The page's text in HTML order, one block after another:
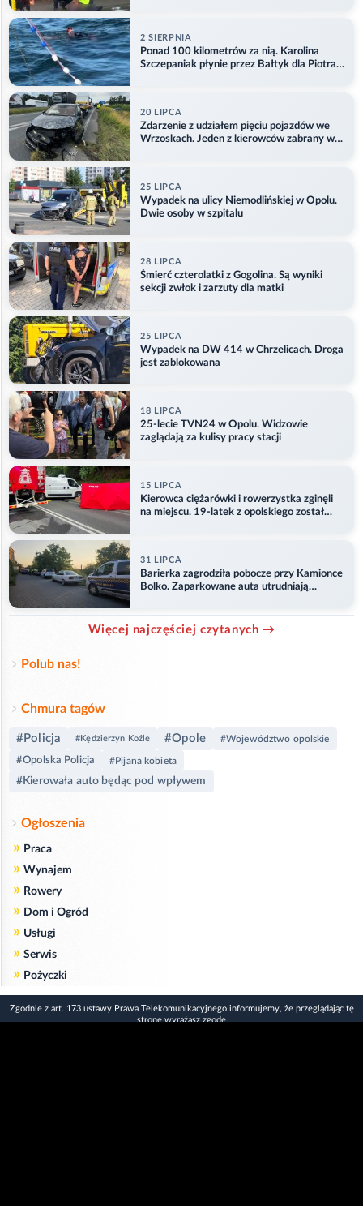
2 SIERPNIA
Ponad 100 kilometrów za nią. Karolina
Szczepaniak płynie przez Bałtyk dla Piotra.
20 LIPCA
Zdarzenie z udziałem pięciu pojazdów we
Wrzoskach. Jeden z kierowców zabrany w
25 LIPCA
Wypadek na ulicy Niemodlińskiej w Opolu.
Dwie osoby w szpitalu
28 LIPCA
Śmierć czterolatki z Gogolina. Są wyniki
sekcji zwłok i zarzuty dla matki
25 LIPCA
Wypadek na DW 414 w Chrzelicach. Droga
jest zablokowana
18 LIPCA
25-lecie TVN24 w Opolu. Widzowie
zaglądają za kulisy pracy stacji
15 LIPCA
Kierowca ciężarówki i rowerzystka zginęli
na miejscu. 19-latek z opolskiego został
31 LIPCA
Barierka zagrodziła pobocze przy Kamionce
Bolko. Zaparkowane auta utrudniają
Więcej najczęściej czytanych →
Polub nas!
Chmura tagów
#Policja #Kędzierzyn Koźle #Opole #Województwo opolskie
#Opolska Policja #Pijana kobieta
#Kierowała auto będąc pod wpływem
Ogłoszenia
» Praca
» Wynajem
» Rowery
» Dom i Ogród
» Usługi
» Serwis
» Pożyczki
Zgodnie z art. 173 ustawy Prawa Telekomunikacyjnego informujemy, że przeglądając tę
stronę wyrażasz zgodę